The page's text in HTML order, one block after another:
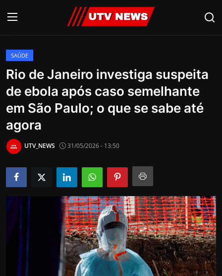
AO VIVO
PIRACICABA
CAMPINAS
LIMEIRA
Economia
Cultura
Internacional
SAÚDE
Rio de Janeiro investiga suspeita
de ebola após caso semelhante
em São Paulo; o que se sabe até
agora
UTV_NEWS 31/05/2026 - 13:50